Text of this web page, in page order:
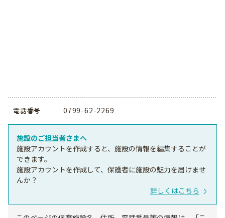
電話番号 0799-62-2269
施設のご担当者さまへ
施設アカウントを作成すると、施設の情報を編集することが
できます。
施設アカウントを作成して、保護者に施設の魅力を届けませ
んか？
詳しくはこちら